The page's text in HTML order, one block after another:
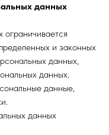
данных
и законных
данных,
данных.
данные,
данных